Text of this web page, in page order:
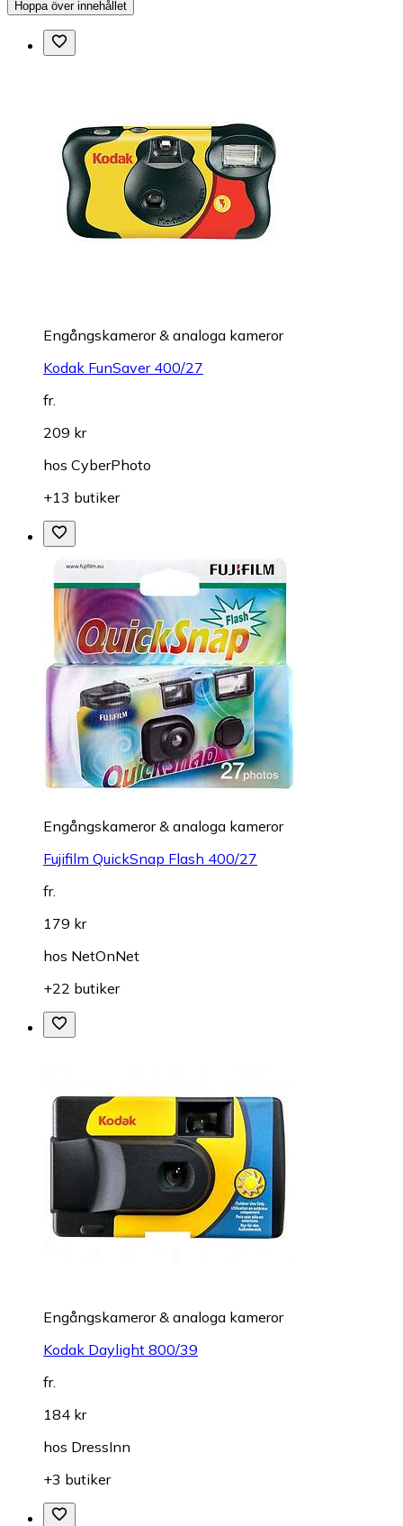
Hoppa över innehållet
Engångskameror & analoga kameror
Kodak FunSaver 400/27
fr.
209 kr
hos CyberPhoto
+13 butiker
Engångskameror & analoga kameror
Fujifilm QuickSnap Flash 400/27
fr.
179 kr
hos NetOnNet
+22 butiker
Engångskameror & analoga kameror
Kodak Daylight 800/39
fr.
184 kr
hos DressInn
+3 butiker